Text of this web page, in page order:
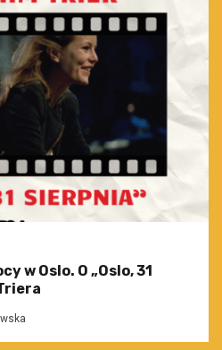
w Oslo. O „Oslo, 31